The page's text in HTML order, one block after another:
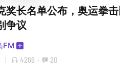
奖长名单公布，奥运拳
争议
FM
4266 · 20